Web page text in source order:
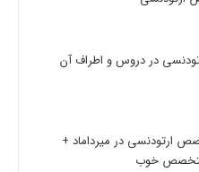
در دروس و اطراف آن
ارتودنسی در میرداماد +
خوب